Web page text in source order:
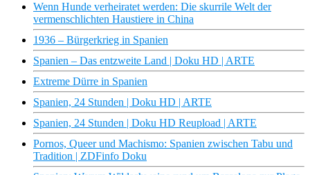
Wenn Hunde verheiratet werden: Die skurrile Welt der
vermenschlichten Haustiere in China
1936 – Bürgerkrieg in Spanien
Spanien – Das entzweite Land | Doku HD | ARTE
Extreme Dürre in Spanien
Spanien, 24 Stunden | Doku HD | ARTE
Spanien, 24 Stunden | Doku HD Reupload | ARTE
Pornos, Queer und Machismo: Spanien zwischen Tabu und
Tradition | ZDFinfo Doku